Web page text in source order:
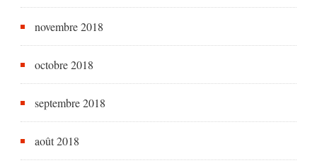
novembre 2018
octobre 2018
septembre 2018
août 2018